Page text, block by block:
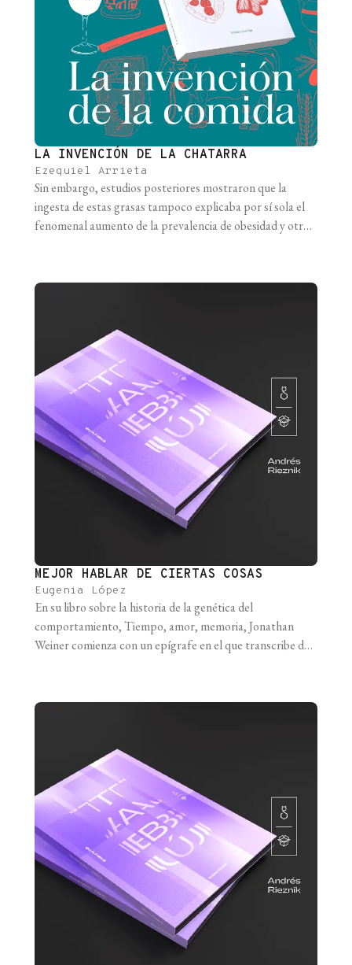
LA INVENCIÓN DE LA CHATARRA
Ezequiel Arrieta
Sin embargo, estudios posteriores mostraron que la
ingesta de estas grasas tampoco explicaba por sí sola el
fenomenal aumento de la prevalencia de obesidad y otras
similar a lo que ocurrió con la industria textil durante la
MEJOR HABLAR DE CIERTAS COSAS
Eugenia López
En su libro sobre la historia de la genética del
comportamiento, Tiempo, amor, memoria, Jonathan
Weiner comienza con un epígrafe en el que transcribe dos
teorías científicas. El primero es un extracto de